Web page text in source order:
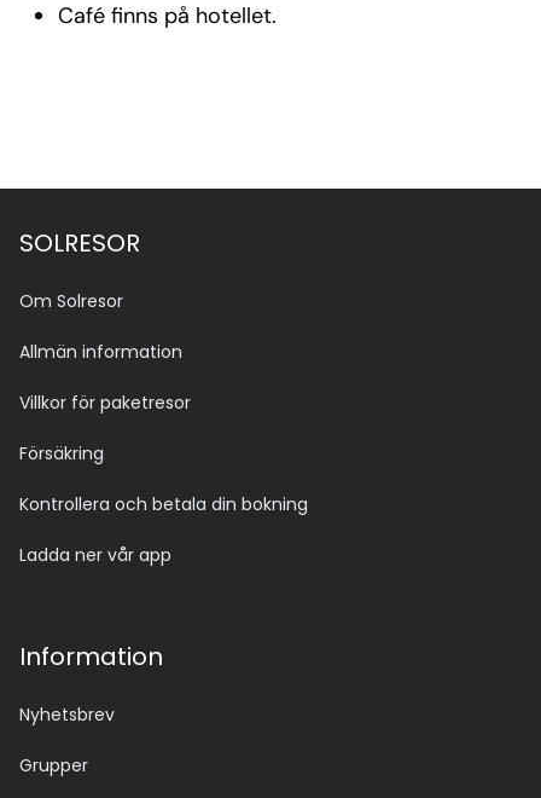
Café finns på hotellet.
SOLRESOR
Om Solresor
Allmän information
Villkor för paketresor
Försäkring
Kontrollera och betala din bokning
Ladda ner vår app
Information
Nyhetsbrev
Grupper